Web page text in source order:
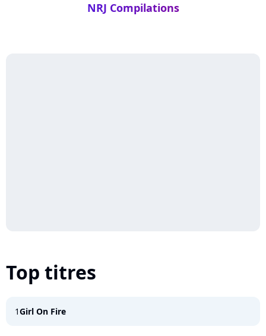
NRJ Compilations
Top titres
1Girl On Fire